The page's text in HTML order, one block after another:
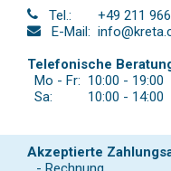
Tel.:
+49 211
E-Mail:
Telefonische
Mo - Fr: 10:00 - 19:00
Sa:
10:00 - 14:00
Akzeptierte